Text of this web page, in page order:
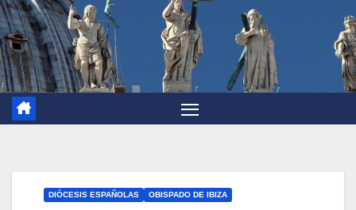
DIÓCESIS ESPAÑOLAS OBISPADO DE IBIZA